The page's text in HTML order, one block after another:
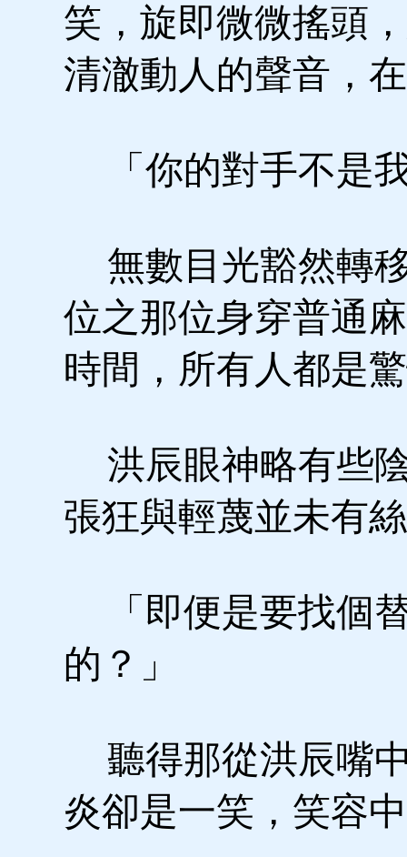
笑，旋即微微搖頭
清澈動人的聲音，
「你的對手不是
無數目光豁然轉
位之那位身穿普通
時間，所有人都是
洪辰眼神略有些
張狂與輕蔑並未有
「即便是要找個
的？」
聽得那從洪辰嘴
炎卻是一笑，笑容